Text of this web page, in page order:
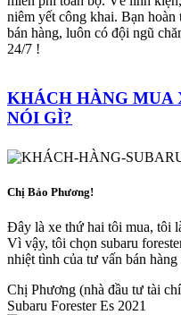
niêm yết công khai. Bạn hoàn
bán hàng, luôn có đội ngũ
24/7 !
KHÁCH HÀNG MUA
NÓI GÌ?
Chị Bảo Phương!
Đây là xe thứ hai tôi mua, tôi
Vì vậy, tôi chọn subaru
nhiệt tình của tư vấn bán
Chị Phương (nhà đầu tư tài
Subaru Forester Es 2021